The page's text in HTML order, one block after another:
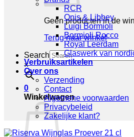
Geen producten in de
Terug naar winkel
Search
×
0
Winkelwagen
RCR
Onis & Libbey
Luigi Bormioli
Bormioli Rocco
Royal Leerdam
Glaswerk van
Verbruiksartikelen
Over ons
Verzending
Contact
Algemene voorwaarden
Privacybeleid
Zakelijke klant?